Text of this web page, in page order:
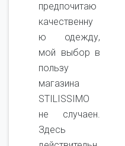
предпочитаю
качественну
ю одежду,
мой выбор в
пользу
магазина
STILISSIMO
не случаен.
Здесь